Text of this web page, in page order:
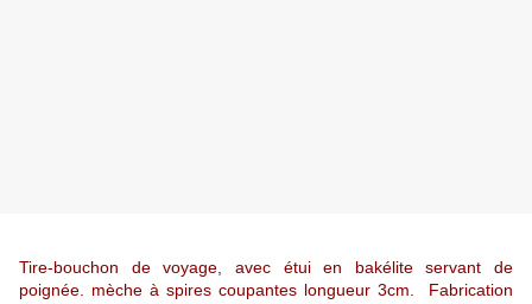
Tire-bouchon de voyage, avec étui en bakélite servant de
poignée. mèche à spires coupantes longueur 3cm. Fabrication